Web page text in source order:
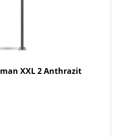
XXL 2 Anthrazit